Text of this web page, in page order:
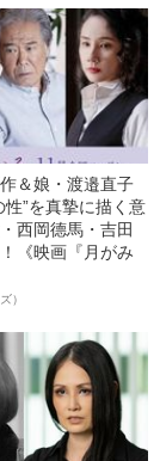
作＆娘・渡邉直子
性”を真摯に描く意
西岡德馬・吉田
《映画『月がみ
）